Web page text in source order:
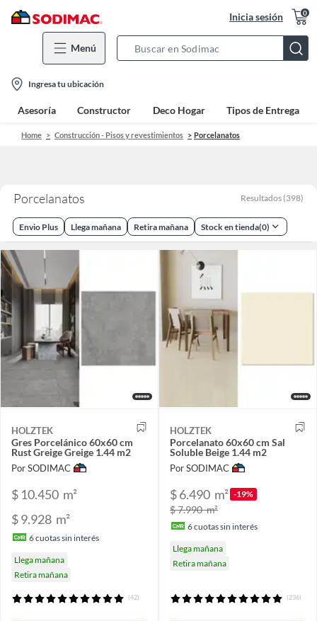
Inicia sesión 0
Menú
Bar
location-
icon
Ingresa tu ubicación
Asesoría Constructor Deco Hogar Tipos de Entrega
Home Construcción - Pisos y revestimientos Porcelanatos
Porcelanatos Resultados (398)
Envio Plus Llega mañana Retira mañana Stock en tienda(0)
HOLZTEK
Gres Porcelánico 60x60 cm
Rust Greige Greige 1.44 m2
Por SODIMAC
$ 10.450 m²
$ 9.928 m²
6cuotas sin interés
Llega mañana
Retira mañana
(42)
HOLZTEK
Porcelanato 60x60 cm Sal
Soluble Beige 1.44 m2
Por SODIMAC
$ 6.490 m² -19%
$ 7.990m²
6cuotas sin interés
Llega mañana
Retira mañana
(236)